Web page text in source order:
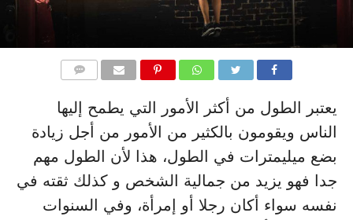
يعتبر الطول من أكثر الأمور التي يطمح إليها
الناس ويقومون بالكثير من الأمور من أجل زيادة
بضع ميليمترات في الطول، هذا لأن الطول مهم
جدا فهو يزيد من جمالية الشخص و كذلك ثقته في
نفسه سواء أكان رجلا أو إمرأة، وفي السنوات